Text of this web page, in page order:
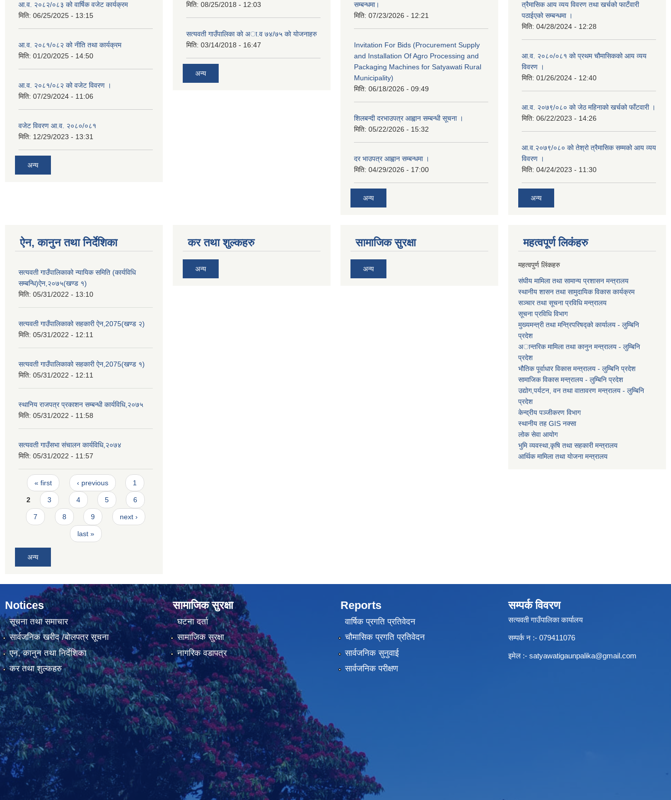
आ.व. २०८२/०८३ को वार्षिक वजेट कार्यक्रम
मिति: 06/25/2025 - 13:15
आ.व. २०८१/०८२ को नीति तथा कार्यक्रम
मिति: 01/20/2025 - 14:50
आ.व. २०८१/०८२ को वजेट विवरण ।
मिति: 07/29/2024 - 11:06
वजेट विवरण आ.व. २०८०/०८१
मिति: 12/29/2023 - 13:31
अन्य
मिति: 08/25/2018 - 12:03
सत्यवती गाउँपालिका काे अा‍.व ७४/७५ काे याेजनाहरु
मिति: 03/14/2018 - 16:47
अन्य
सम्बन्धमा।
मिति: 07/23/2026 - 12:21
Invitation For Bids (Procurement Supply
and Installation Of Agro Processing and
Packaging Machines for Satyawati Rural
Municipality)
मिति: 06/18/2026 - 09:49
शिलबन्दी दरभाउपत्र आह्वान सम्बन्धी सूचना ।
मिति: 05/22/2026 - 15:32
दर भाउपत्र आह्वान सम्बन्धमा ।
मिति: 04/29/2026 - 17:00
अन्य
त्रैमासिक आय व्यय विवरण तथा खर्चको फाटँवारी
पठाईएको सम्बन्धमा ।
मिति: 04/28/2024 - 12:28
आ.व. २०८०/०८१ को प्रथम चौमासिकको आय व्यय
विवरण ।
मिति: 01/26/2024 - 12:40
आ.व. २०७९/०८० को जेठ महिनाको खर्चको फाँटवारी ।
मिति: 06/22/2023 - 14:26
आ.व.२०७९/०८० को तेश्रो त्रैमासिक सम्मको आय व्यय
विवरण ।
मिति: 04/24/2023 - 11:30
अन्य
ऐन, कानुन तथा निर्देशिका
सत्यवती गाउँपालिकाको न्यायिक समिति (कार्यविधि
सम्बन्धि)ऐन,२०७५(खण्ड १)
मिति: 05/31/2022 - 13:10
सत्यवती गाउँपालिकाको सहकारी ऐन,2075(खण्ड २)
मिति: 05/31/2022 - 12:11
सत्यवती गाउँपालिकाको सहकारी ऐन,2075(खण्ड १)
मिति: 05/31/2022 - 12:11
स्थानिय राजपत्र प्रकाशन सम्बन्धी कार्यविधि,२०७५
मिति: 05/31/2022 - 11:58
सत्यवती गाउँसभा संचालन कार्यविधि,२०७४
मिति: 05/31/2022 - 11:57
Pages
« first ‹ previous 1
2 3 4 5 6
7 8 9 next ›
last »
अन्य
कर तथा शुल्कहरु
अन्य
सामाजिक सुरक्षा
अन्य
महत्वपूर्ण लि‌कंंहरु
महत्वपुर्ण लिंकहरु
संघीय मामिला तथा सामान्य प्रशासन मन्त्रालय
स्थानीय शासन तथा सामुदायिक विकास कार्यक्रम
सञ्चार तथा सूचना प्रविधि मन्त्रालय
सूचना प्रविधि विभाग
मुख्यमन्त्री तथा मन्त्रिपरिषद्को कार्यालय - लुम्बिनि
प्रदेश
अान्तरिक मामिला तथा कानुन मन्त्रालय - लुम्बिनि
प्रदेश
भौतिक पूर्वाधार विकास मन्त्रालय - लुम्बिनि प्रदेश
सामाजिक विकास मन्त्रालय - लुम्बिनि प्रदेश
उद्याेग,पर्यटन, वन तथा वातावरण मन्त्रालय - लुम्बिनि
प्रदेश
केन्द्रीय पञ्जीकरण विभाग
स्थानीय तह GIS नक्सा
लोक सेवा आयोग
भुमि व्यवस्था,कृषि तथा सहकारी मन्त्रालय
आर्थिक मामिला तथा याेजना मन्त्रालय
Notices
सूचना तथा समाचार
सार्वजनिक खरीद /बोलपत्र सूचना
एन, कानुन तथा निर्देशिका
कर तथा शुल्कहरु
सामाजिक सुरक्षा
घटना दर्ता
सामाजिक सुरक्षा
नागरिक वडापत्र
Reports
वार्षिक प्रगति प्रतिवेदन
चौमासिक प्रगति प्रतिवेदन
सार्वजनिक सुनुवाई
सार्वजनिक परीक्षण
सम्पर्क विवरण
सत्यवती गाउँपालिका कार्यालय
सम्पर्क न‌ :- 079411076
इमेल :- satyawatigaunpalika@gmail.com